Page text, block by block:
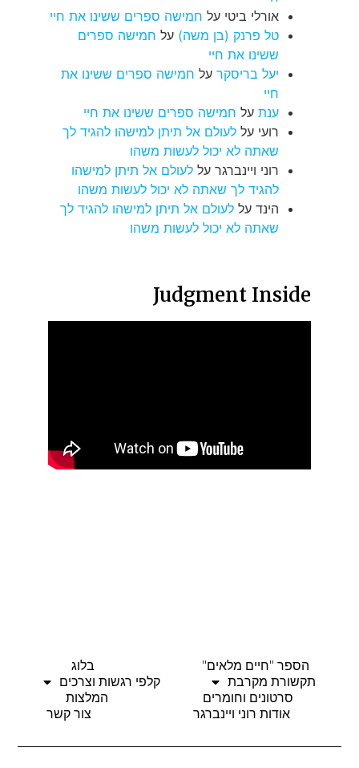
אורלי ביטי על חמישה ספרים ששינו את חיי
טל פרנק (בן משה) על חמישה ספרים
ששינו את חיי
יעל בריסקר על חמישה ספרים ששינו את
חיי
ענת על חמישה ספרים ששינו את חיי
רועי על לעולם אל תיתן למישהו להגיד לך
שאתה לא יכול לעשות משהו
רוני ויינברגר על לעולם אל תיתן למישהו
להגיד לך שאתה לא יכול לעשות משהו
הינד על לעולם אל תיתן למישהו להגיד לך
שאתה לא יכול לעשות משהו
Judgment Inside
הספר "חיים מלאים"
בלוג
תקשורת מקרבת
קלפי רגשות וצרכים
סרטונים וחומרים
המלצות
אודות רוני ויינברגר
צור קשר